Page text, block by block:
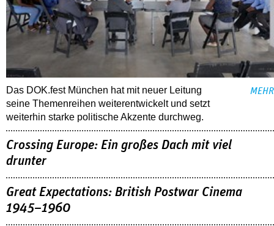
Das DOK.fest München hat mit neuer Leitung
seine Themenreihen weiterentwickelt und setzt
weiterhin starke politische Akzente durchweg.
MEHR
Crossing Europe: Ein großes Dach mit viel
drunter
Great Expectations: British Postwar Cinema
1945–1960